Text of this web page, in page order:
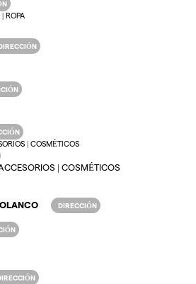
ROPA
| COSMÉTICOS
| COSMÉTICOS
DIRECCIÓN